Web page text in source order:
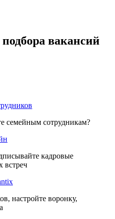
вакансий
семейным сотрудникам?
кадровые
встреч
настройте воронку,